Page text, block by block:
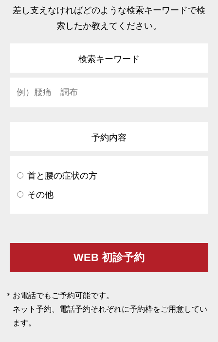
差し支えなければどのような検索キーワードで検
索したか教えてください。
検索キーワード
予約内容
首と腰の症状の方
その他
お電話でもご予約可能です。
ネット予約、電話予約それぞれに予約枠をご用意してい
ます。